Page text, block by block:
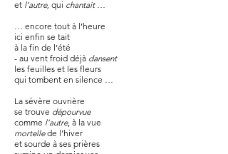
et l’autre, qui chantait…
… encore tout à l’heure
ici enfin se tait
à la fin de l’été
- au vent froid déjà dansent
les feuilles et les fleurs
qui tombent en silence …
La sévère ouvrière
se trouve dépourvue
comme l’autre, à la vue
mortellede l’hiver
et sourde à ses prières